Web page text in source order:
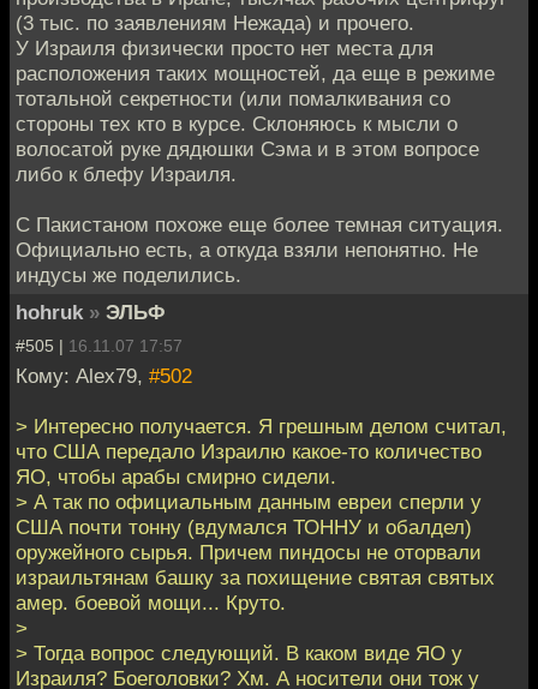
(3 тыс. по заявлениям Нежада) и прочего.
У Израиля физически просто нет места для
расположения таких мощностей, да еще в режиме
тотальной секретности (или помалкивания со
стороны тех кто в курсе. Склоняюсь к мысли о
волосатой руке дядюшки Сэма и в этом вопросе
либо к блефу Израиля.
С Пакистаном похоже еще более темная ситуация.
Официально есть, а откуда взяли непонятно. Не
индусы же поделились.
hohruk » ЭЛЬФ
#505 | 16.11.07 17:57
Кому: Alex79, #502
> Интересно получается. Я грешным делом считал,
что США передало Израилю какое-то количество
ЯО, чтобы арабы смирно сидели.
> А так по официальным данным евреи сперли у
США почти тонну (вдумался ТОННУ и обалдел)
оружейного сырья. Причем пиндосы не оторвали
израильтянам башку за похищение святая святых
амер. боевой мощи... Круто.
>
> Тогда вопрос следующий. В каком виде ЯО у
Израиля? Боеголовки? Хм. А носители они тож у